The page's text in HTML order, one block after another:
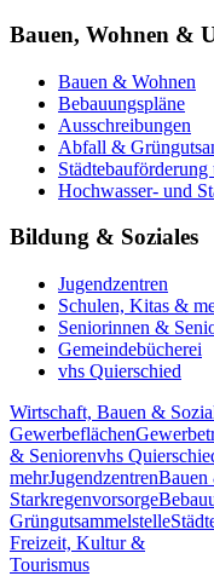
Bauen, Wohnen &
Bauen & Wohnen
Bebauungspläne
Ausschreibungen
Abfall &
Hochwasser- und
Bildung & Soziales
Jugendzentren
Schulen, Kitas &
Seniorinnen &
Gemeindebücherei
vhs Quierschied
Wirtschaft, Bauen &
Gewerbeflächen
& Seniorenvhs
mehrJugendzentrenBauen
Starkregenvorsorge
Grüngutsammelstelle
Freizeit, Kultur &
Tourismus